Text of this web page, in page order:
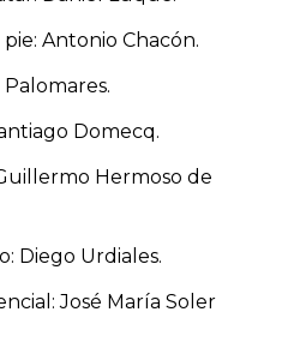
Antonio Chacón.
Domecq.
Hermoso de
Diego Urdiales.
José María Soler